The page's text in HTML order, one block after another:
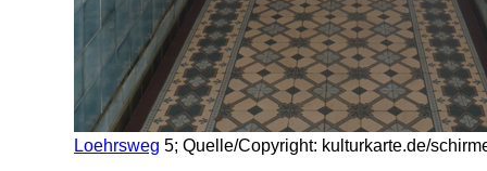
Loehrsweg 5; Quelle/Copyright: kulturkarte.de/